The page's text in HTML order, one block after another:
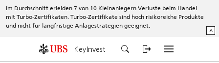
Im Durchschnitt erleiden 7 von 10 Kleinanlegern Verluste beim Handel
mit Turbo-Zertifikaten. Turbo-Zertifikate sind hoch risikoreiche Produkte
und nicht für langfristige Anlagestrategien geeignet.
^
KeyInvest